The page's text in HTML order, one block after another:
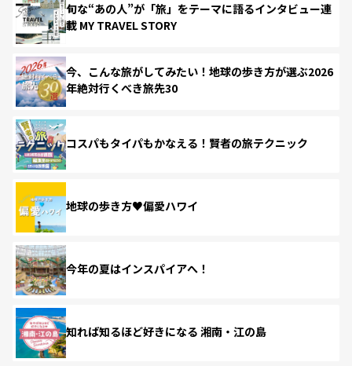
旬な“あの人”が「旅」をテーマに語るインタビュー連
載 MY TRAVEL STORY
今、こんな旅がしてみたい！地球の歩き方が選ぶ2026
年絶対行くべき旅先30
コスパもタイパもかなえる！賢者の旅テクニック
地球の歩き方♥偏愛ハワイ
今年の夏はインスパイアへ！
知れば知るほど好きになる 湘南・江の島